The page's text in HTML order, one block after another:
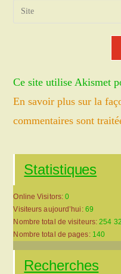
address
Saisir
(facultatif)
Ce site utilise Akismet
En savoir plus sur la
commentaires sont
Statistiques
Online Visitors:0
Visiteurs aujourd’hui: 69
Nombre total de visiteurs:254
Nombre total de pages: 140
Recherches